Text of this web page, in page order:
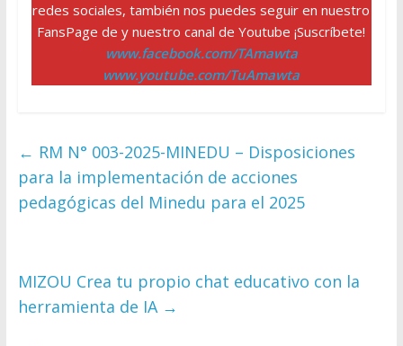
redes sociales, también nos puedes seguir en nuestro
FansPage de y nuestro canal de Youtube ¡Suscríbete!
www.facebook.com/TAmawta
www.youtube.com/TuAmawta
← RM N° 003-2025-MINEDU – Disposiciones
para la implementación de acciones
pedagógicas del Minedu para el 2025
MIZOU Crea tu propio chat educativo con la
herramienta de IA →